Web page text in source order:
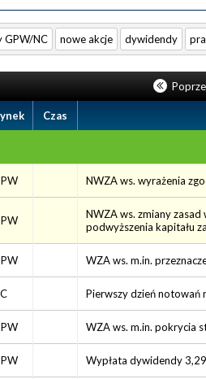
GPW/NC nowe akcje dywidendy
Czas
NWZA ws. wyrażenia
NWZA ws. zmiany zasad
podwyższenia kapitału
WZA ws. m.in.
Pierwszy dzień notowań
WZA ws. m.in. pokrycia
Wypłata dywidendy 3,29